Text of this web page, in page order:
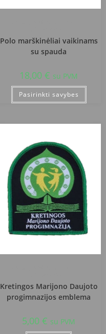
Polo marškinėliai vaikinams
su spauda
18,00 € su PVM
Pasirinkti savybes
Kretingos Marijono Daujoto
progimnazijos emblema
5,00 € su PVM